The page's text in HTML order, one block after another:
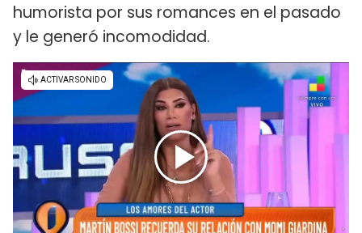
humorista por sus romances en el pasado
y le generó incomodidad.